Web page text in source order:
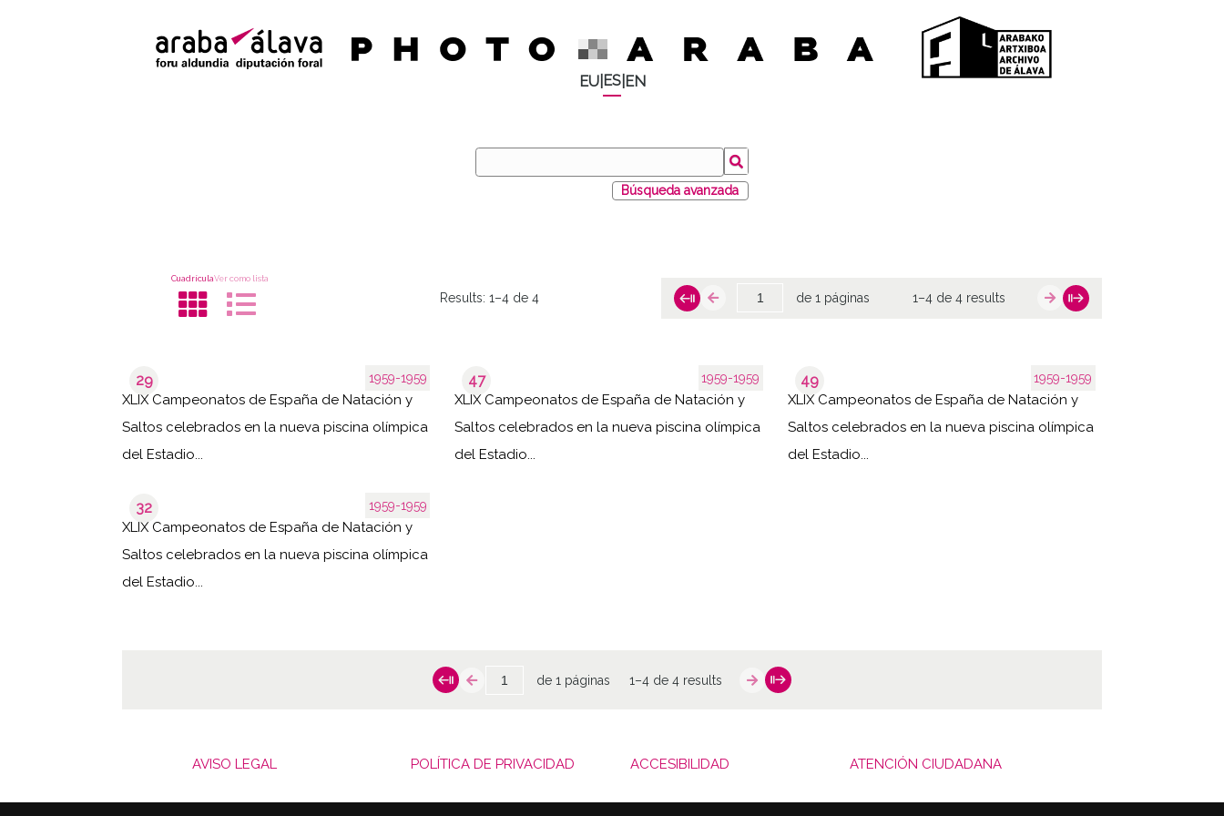
EU| ES| EN
Búsqueda avanzada
CuadrículaVer como lista
Results:1–4 de 4 de 1 páginas 1–4 de 4 results
1959-1959
29
XLIX Campeonatos de España de Natación y
Saltos celebrados en la nueva piscina olímpica
del Estadio...
1959-1959
47
XLIX Campeonatos de España de Natación y
Saltos celebrados en la nueva piscina olímpica
del Estadio...
1959-1959
49
XLIX Campeonatos de España de Natación y
Saltos celebrados en la nueva piscina olímpica
del Estadio...
1959-1959
32
XLIX Campeonatos de España de Natación y
Saltos celebrados en la nueva piscina olímpica
del Estadio...
de 1 páginas 1–4 de 4 results
AVISO LEGAL POLÍTICA DE PRIVACIDAD ACCESIBILIDAD ATENCIÓN CIUDADANA